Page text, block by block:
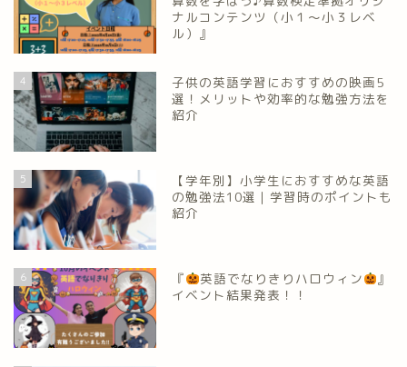
ナルコンテンツ（小１～小３レベ
ル）』
4
子供の英語学習におすすめの映画5
選！メリットや効率的な勉強方法を
紹介
5
【学年別】小学生におすすめな英語
の勉強法10選｜学習時のポイントも
紹介
6 『 英語でなりきりハロウィン
』
イベント結果発表！！